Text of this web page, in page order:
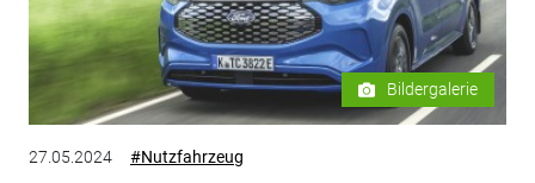
Bildergalerie
27.05.2024 #Nutzfahrzeug